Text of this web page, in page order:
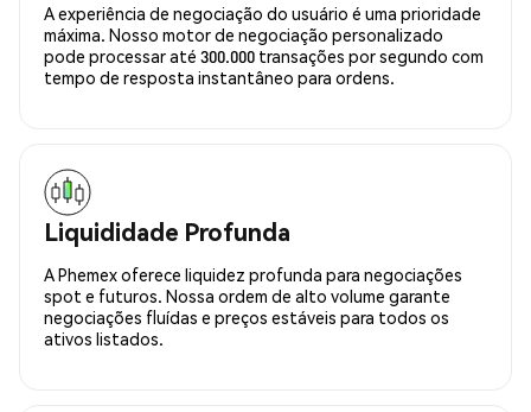
A experiência de negociação do usuário é uma prioridade
máxima. Nosso motor de negociação personalizado
pode processar até 300.000 transações por segundo com
tempo de resposta instantâneo para ordens.
Liquididade Profunda
A Phemex oferece liquidez profunda para negociações
spot e futuros. Nossa ordem de alto volume garante
negociações fluídas e preços estáveis para todos os
ativos listados.